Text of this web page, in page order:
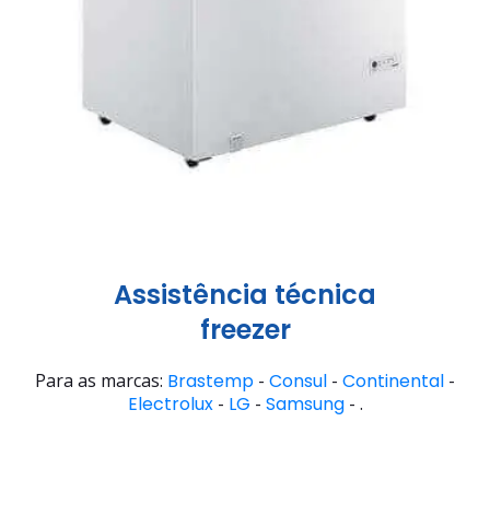
Assistência técnica
freezer
Para as marcas: Brastemp - Consul - Continental -
Electrolux- LG - Samsung- .